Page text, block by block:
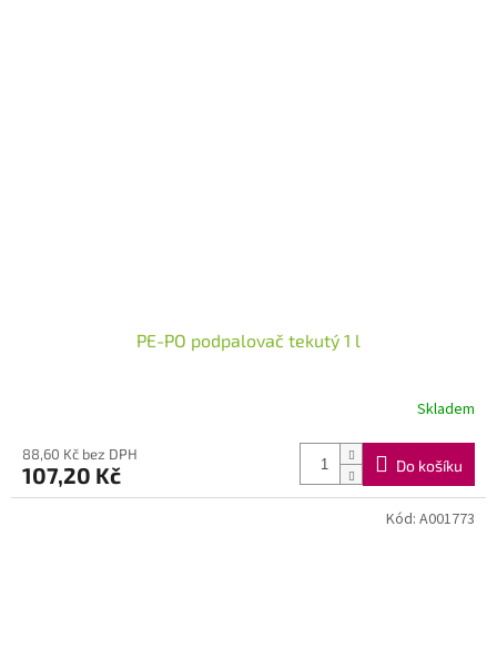
PE-PO podpalovač tekutý 1 l
Skladem
88,60 Kč bez DPH
107,20 Kč Do košíku
Kód: A001773